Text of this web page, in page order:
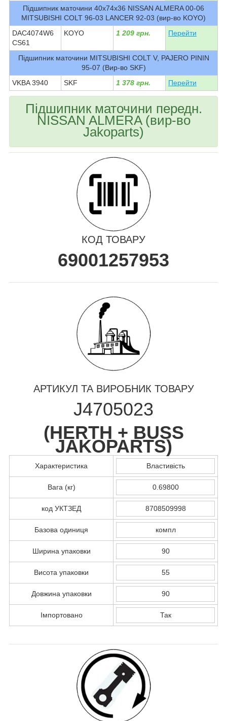
Підшипник маточини 40х74х36 NISSAN ALMERA 00-06
MITSUBISHI COLT 96-03 LANCER 92-03 (вир-во KOYO)
DAC4074W6
CS61
KOYO 1 209 грн. Перейти
Підшипник маточини MITSUBISHI COLT V, PAJERO PININ
95-07 (Вир-во SKF)
VKBA 3940
SKF 1 378 грн. Перейти
Підшипник маточини передн.
NISSAN ALMERA (вир-во
Jakoparts)
КОД ТОВАРУ
69001257953
АРТИКУЛ ТА ВИРОБНИК ТОВАРУ
J4705023
(HERTH + BUSS
JAKOPARTS)
Характеристика Властивість
Вага (кг) 0.69800
код УКТЗЕД 8708509998
Базова одиниця компл
Ширина упаковки 90
Висота упаковки 55
Довжина упаковки 90
Імпортовано Так